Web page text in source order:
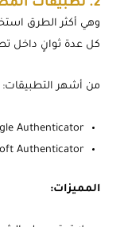
2. تطبيقات المصادقة (Authenticator Apps)
وهي أكثر الطرق
كل عدة ثوانٍ داخل
من أشهر التطبيقات:
Authenticator
Authenticator
المميزات: